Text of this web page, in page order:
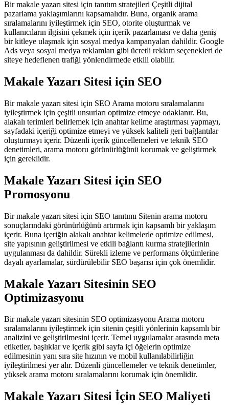
Bir makale yazarı sitesi için tanıtım stratejileri Çeşitli dijital
pazarlama yaklaşımlarını kapsamalıdır. Buna, organik arama
sıralamalarını iyileştirmek için SEO, otorite oluşturmak ve
kullanıcıların ilgisini çekmek için içerik pazarlaması ve daha geniş
bir kitleye ulaşmak için sosyal medya kampanyaları dahildir. Google
Ads veya sosyal medya reklamları gibi ücretli reklam seçenekleri de
siteye hedeflenen trafiği yönlendirmede etkili olabilir.
Makale Yazarı Sitesi için SEO
Bir makale yazarı sitesi için SEO Arama motoru sıralamalarını
iyileştirmek için çeşitli unsurları optimize etmeye odaklanır. Bu,
alakalı terimleri belirlemek için anahtar kelime araştırması yapmayı,
sayfadaki içeriği optimize etmeyi ve yüksek kaliteli geri bağlantılar
oluşturmayı içerir. Düzenli içerik güncellemeleri ve teknik SEO
denetimleri, arama motoru görünürlüğünü korumak ve geliştirmek
için gereklidir.
Makale Yazarı Sitesi için SEO
Promosyonu
Bir makale yazarı sitesi için SEO tanıtımı Sitenin arama motoru
sonuçlarındaki görünürlüğünü artırmak için kapsamlı bir yaklaşım
içerir. Buna içeriğin alakalı anahtar kelimelerle optimize edilmesi,
site yapısının geliştirilmesi ve etkili bağlantı kurma stratejilerinin
uygulanması da dahildir. Sürekli izleme ve performans ölçümlerine
dayalı ayarlamalar, sürdürülebilir SEO başarısı için çok önemlidir.
Makale Yazarı Sitesinin SEO
Optimizasyonu
Bir makale yazarı sitesinin SEO optimizasyonu Arama motoru
sıralamalarını iyileştirmek için sitenin çeşitli yönlerinin kapsamlı bir
analizini ve geliştirilmesini içerir. Temel uygulamalar arasında meta
etiketler, başlıklar ve içerik gibi sayfa içi öğelerin optimize
edilmesinin yanı sıra site hızının ve mobil kullanılabilirliğin
iyileştirilmesi yer alır. Düzenli güncellemeler ve teknik denetimler,
yüksek arama motoru sıralamalarını korumak için önemlidir.
Makale Yazarı Sitesi İçin SEO Maliyeti